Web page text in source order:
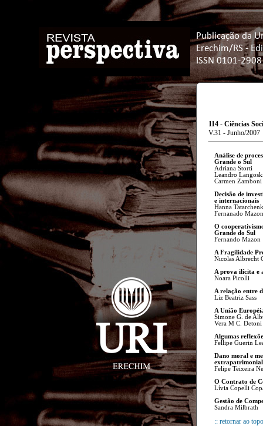
Publicação da
Erechim/RS -
ISSN 0101-2908
114 - Ciências
V.31 - Junho/2007
Análise de
Grande o Sul
Adriana Storti
Leandro
Carmen Zamboni
Decisão de
e internacionais
Hanna
Fernanado Mazon
O
Grande do Sul
Fernando Mazon
A Fragilidade
Nicolas Albrecht
A prova ilícita e
Noara Picolli
A relação entre
Liz Beatriz Sass
A União
Simone G. de
Vera M C. Detoni
Algumas
Fellipe Guerin
Dano moral e
extrapatrimonial
Felipe Teixeira
O Contrato de
Lívia Copelli
Gestão de
Sandra Milbrath
:: retornar ao topo